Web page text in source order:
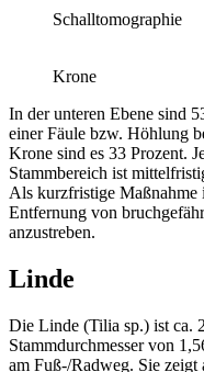
Schalltomographie
Krone
In der unteren Ebene sind
einer Fäule bzw. Höhlung
Krone sind es 33 Prozent.
Stammbereich ist
Als kurzfristige
Entfernung von
anzustreben.
Linde
Die Linde (Tilia sp.) ist ca.
Stammdurchmesser von
am Fuß-/Radweg. Sie zeigt